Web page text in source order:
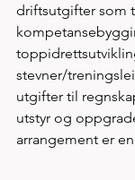
driftsutgifter som
stevner/
utgifter til
utstyr og
arrangement er